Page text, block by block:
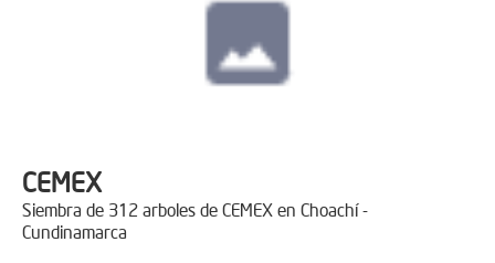
CEMEX
Siembra de 312 arboles de CEMEX en Choachí -
Cundinamarca